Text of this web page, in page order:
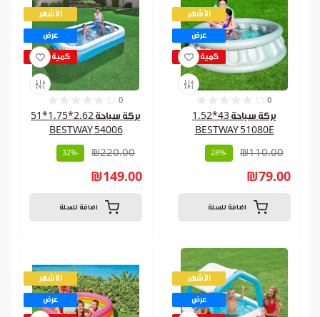
الأشهر
عرض
كمية قليلة
0
بركة سباحة 2.62*1.75*51
54006 BESTWAY
₪220.00
-32%
₪149.00
اضافة للسلة
الأشهر
عرض
كمية قليلة
0
بركة سباحة 43*1.52
BESTWAY 51080E
₪110.00
-28%
₪79.00
اضافة للسلة
الأشهر
عرض
الأشهر
عرض